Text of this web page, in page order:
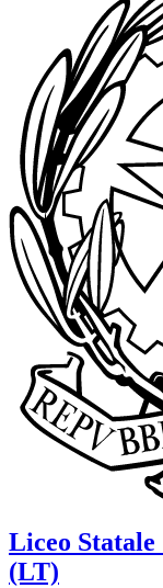
Liceo Statale
(LT)